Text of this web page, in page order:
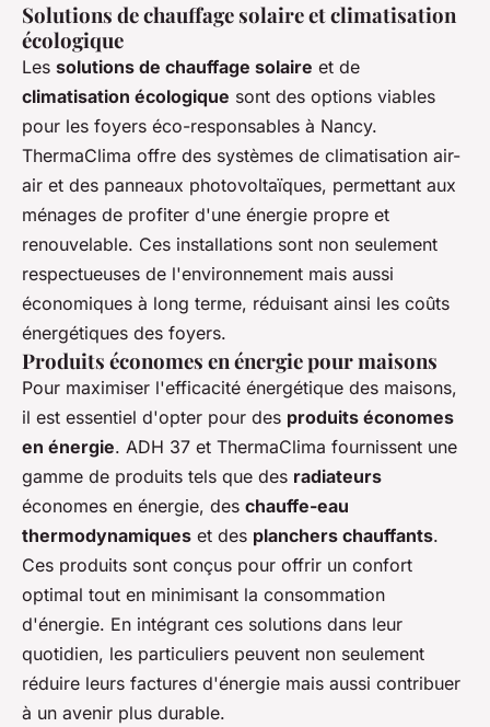
Solutions de chauffage solaire et climatisation
écologique
Les solutions de chauffage solaire et de
climatisation écologique sont des options viables
pour les foyers éco-responsables à Nancy.
ThermaClima offre des systèmes de climatisation air-
air et des panneaux photovoltaïques, permettant aux
ménages de profiter d'une énergie propre et
renouvelable. Ces installations sont non seulement
respectueuses de l'environnement mais aussi
économiques à long terme, réduisant ainsi les coûts
énergétiques des foyers.
Produits économes en énergie pour maisons
Pour maximiser l'efficacité énergétique des maisons,
il est essentiel d'opter pour des produits économes
en énergie. ADH 37 et ThermaClima fournissent une
gamme de produits tels que des radiateurs
économes en énergie, des chauffe-eau
thermodynamiques et des planchers chauffants.
Ces produits sont conçus pour offrir un confort
optimal tout en minimisant la consommation
d'énergie. En intégrant ces solutions dans leur
quotidien, les particuliers peuvent non seulement
réduire leurs factures d'énergie mais aussi contribuer
à un avenir plus durable.